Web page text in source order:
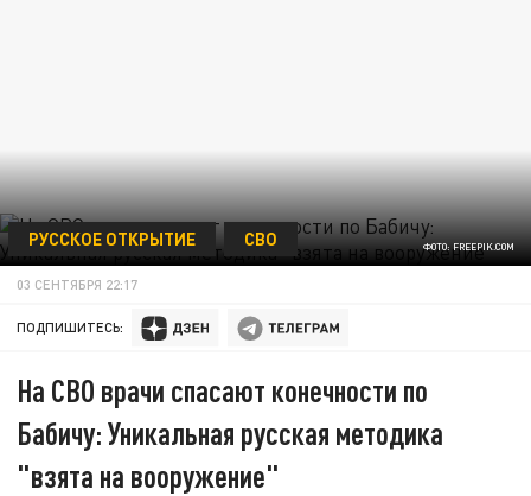
ФОТО: FREEPIK.COM
РУССКОЕ ОТКРЫТИЕ СВО
03 СЕНТЯБРЯ 22:17
ПОДПИШИТЕСЬ:
На СВО врачи спасают конечности по
Бабичу: Уникальная русская методика
"взята на вооружение"